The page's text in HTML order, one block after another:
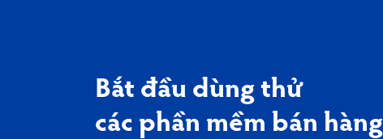
Bắt đầu dùng thử
các phần mềm bán